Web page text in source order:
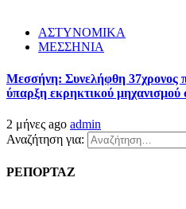
ΑΣΤΥΝΟΜΙΚΑ
ΜΕΣΣΗΝΙΑ
Μεσσήνη: Συνελήφθη 37χρονος
ύπαρξη εκρηκτικού μηχανισμού
2 μήνες ago admin
Αναζήτηση για:
ΡΕΠΟΡΤΑΖ